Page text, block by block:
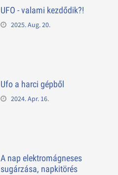
UFO - valami kezdődik?!
2025. Aug. 20.
Ufo a harci gépből
2024. Apr. 16.
A nap elektromágneses
sugárzása, napkitörés